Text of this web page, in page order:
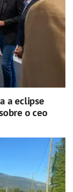
a eclipse
o ceo